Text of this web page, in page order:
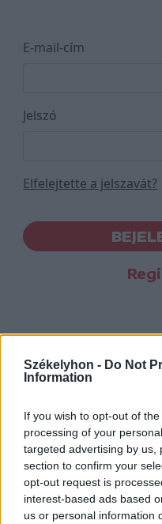
Székelyhon - Do Not
Information
If you wish to opt-out of
processing of your
targeted advertising by us,
section to confirm your
opt-out request is
interest-based ads based
us or personal information
E-mail-cím
Jelszó
Elfelejtette a jelszavát?
Hasznos
Impresszum